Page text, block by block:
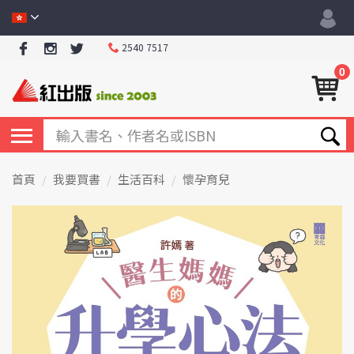
2540 7517
0
首頁 我要買書 生活百科 懷孕育兒